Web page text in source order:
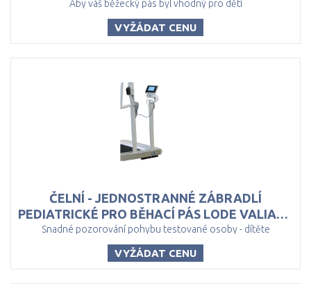
Aby váš běžecký pás byl vhodný pro děti
VYŽÁDAT CENU
ČELNÍ - JEDNOSTRANNÉ ZÁBRADLÍ
PEDIATRICKÉ PRO BĚHACÍ PÁS LODE VALIANT 2 PEDIATRIC
Snadné pozorování pohybu testované osoby - dítěte
VYŽÁDAT CENU